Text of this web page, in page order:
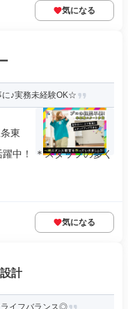
気になる
に♪実務未経験OK☆
東
中！ ＊スタッフの多く
気になる
計
ライフバランス◎